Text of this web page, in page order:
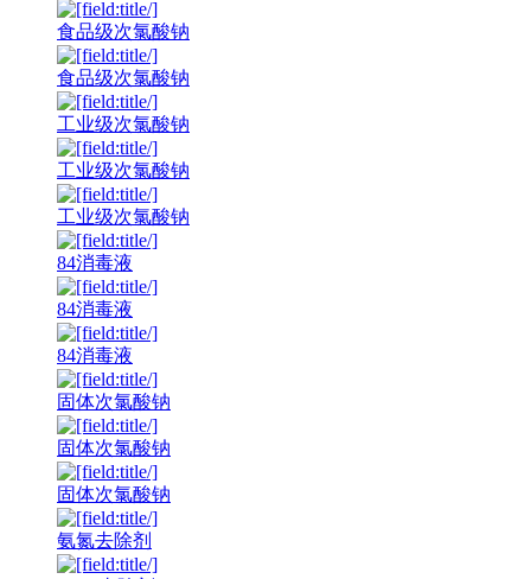
食品级次氯酸钠
食品级次氯酸钠
工业级次氯酸钠
工业级次氯酸钠
工业级次氯酸钠
84消毒液
84消毒液
84消毒液
固体次氯酸钠
固体次氯酸钠
固体次氯酸钠
氨氮去除剂